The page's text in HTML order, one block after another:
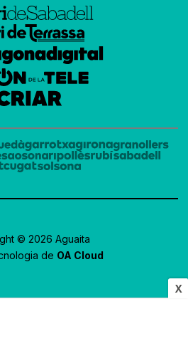
X
© 2026 Aguaita
de OA Cloud